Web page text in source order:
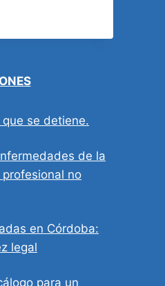
se detiene.
de la
no
en Córdoba:
legal
para un